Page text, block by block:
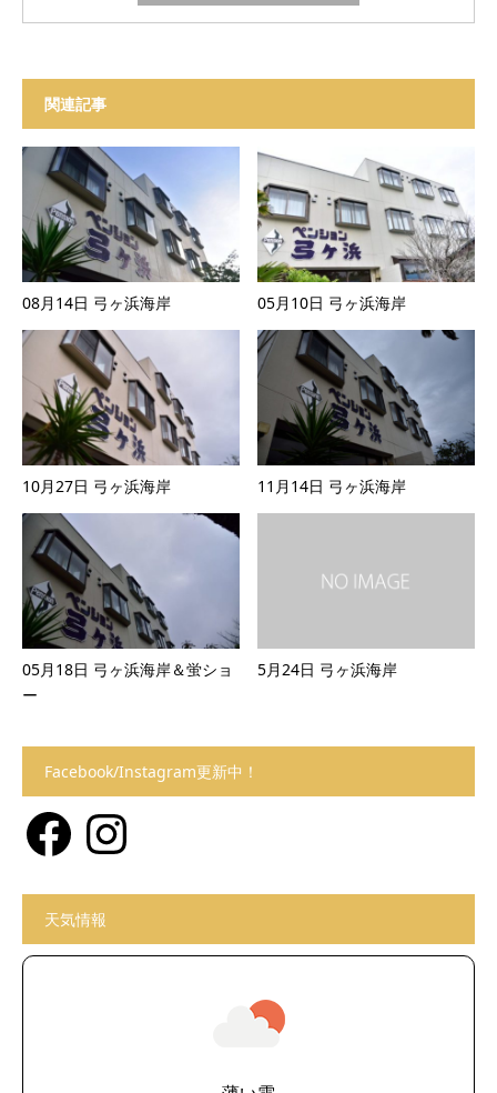
関連記事
08月14日 弓ヶ浜海岸 05月10日 弓ヶ浜海岸
10月27日 弓ヶ浜海岸 11月14日 弓ヶ浜海岸
05月18日 弓ヶ浜海岸＆蛍ショ
ー
5月24日 弓ヶ浜海岸
Facebook/Instagram更新中！
FacebookInstagram
天気情報